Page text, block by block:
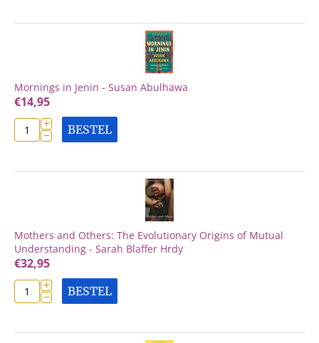
Mornings in Jenin - Susan Abulhawa
€14,95
+
− BESTEL
Mothers and Others: The Evolutionary Origins of Mutual
Understanding - Sarah Blaffer Hrdy
€32,95
+
− BESTEL